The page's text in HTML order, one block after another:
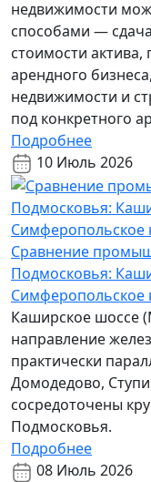
недвижимости
способами —
стоимости актива,
арендного
недвижимости и
под конкретного
Подробнее
10 Июль 2026
Сравнение
Подмосковья:
Симферопольское
Каширское шоссе
направление
практически
Домодедово,
сосредоточены
Подмосковья.
Подробнее
08 Июль 2026